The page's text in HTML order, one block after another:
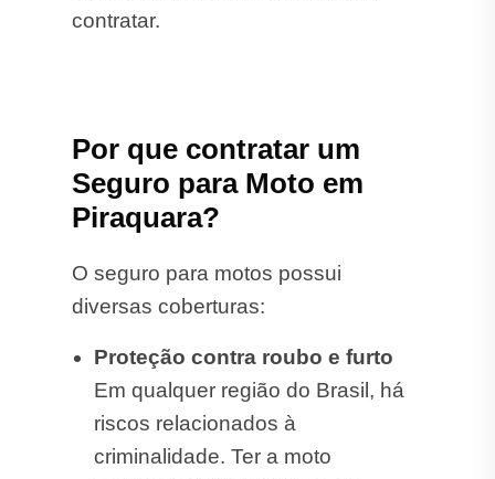
contratar.
Por que contratar um
Seguro para Moto em
Piraquara?
O seguro para motos possui
diversas coberturas:
Proteção contra roubo e furto
Em qualquer região do Brasil, há
riscos relacionados à
criminalidade. Ter a moto